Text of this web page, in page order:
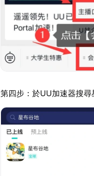
第四步：於UU加速器搜尋